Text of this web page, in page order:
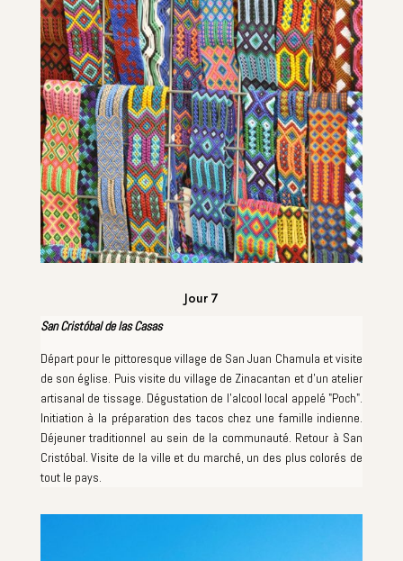
Jour 7
San Cristóbal de las Casas
Départ pour le pittoresque village de San Juan Chamula et visite
de son église. Puis visite du village de Zinacantan et d'un atelier
artisanal de tissage. Dégustation de l'alcool local appelé "Poch".
Initiation à la préparation des tacos chez une famille indienne.
Déjeuner traditionnel au sein de la communauté. Retour à San
Cristóbal. Visite de la ville et du marché, un des plus colorés de
tout le pays.